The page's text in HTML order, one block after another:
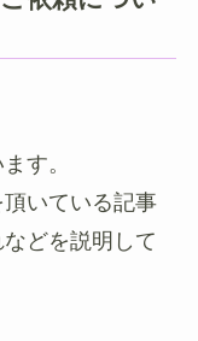
す。
いている記事
どを説明して